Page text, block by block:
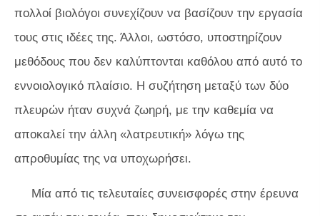
πολλοί βιολόγοι συνεχίζουν να βασίζουν την εργασία
τους στις ιδέες της. Άλλοι, ωστόσο, υποστηρίζουν
μεθόδους που δεν καλύπτονται καθόλου από αυτό το
εννοιολογικό πλαίσιο. Η συζήτηση μεταξύ των δύο
πλευρών ήταν συχνά ζωηρή, με την καθεμία να
αποκαλεί την άλλη «λατρευτική» λόγω της
απροθυμίας της να υποχωρήσει.
Μία από τις τελευταίες συνεισφορές στην έρευνα